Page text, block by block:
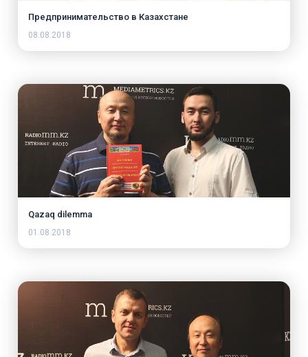
Предпринимательство в Казахстане
08.08.2018
Qazaq dilemma
01.08.2018